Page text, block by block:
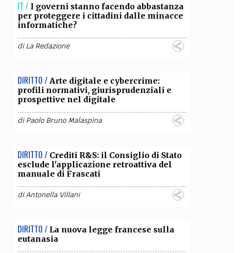
IT / I governi stanno facendo abbastanza
per proteggere i cittadini dalle minacce
informatiche?
diLa Redazione
DIRITTO / Arte digitale e cybercrime:
profili normativi, giurisprudenziali e
prospettive nel digitale
diPaolo Bruno Malaspina
DIRITTO / Crediti R&S: il Consiglio di Stato
esclude l'applicazione retroattiva del
manuale di Frascati
diAntonella Villani
DIRITTO / La nuova legge francese sulla
eutanasia